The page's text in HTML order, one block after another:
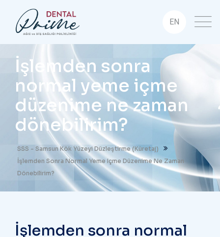
EN
İşlemden sonra
normal yeme içme
düzenime ne zaman
dönebilirim?
SSS - Samsun Kök Yüzeyi Düzleştirme (Küretaj)
İşlemden Sonra Normal Yeme Içme Düzenime Ne Zaman
Dönebilirim?
İşlemden sonra normal